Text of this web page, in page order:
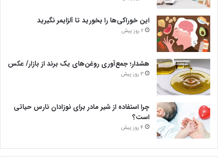
این خوراکی‌ها را بخورید تا آلزایمر نگیرید
2 روز پیش
هشدار؛ جمع‌آوری روغن‌های یک برند از بازار/ عکس
3 روز پیش
چرا استفاده از شیر مادر برای نوزادان نارس حیاتی
است؟
4 روز پیش